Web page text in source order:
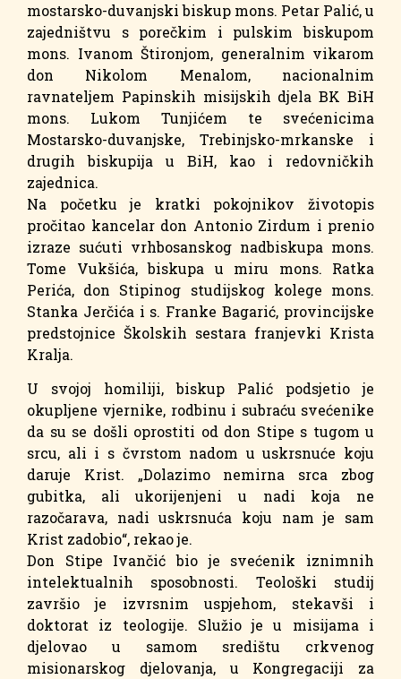
mostarsko-duvanjski biskup mons. Petar Palić, u
zajedništvu s porečkim i pulskim biskupom
mons. Ivanom Štironjom, generalnim vikarom
don Nikolom Menalom, nacionalnim
ravnateljem Papinskih misijskih djela BK BiH
mons. Lukom Tunjićem te svećenicima
Mostarsko-duvanjske, Trebinjsko-mrkanske i
drugih biskupija u BiH, kao i redovničkih
zajednica.
Na početku je kratki pokojnikov životopis
pročitao kancelar don Antonio Zirdum i prenio
izraze sućuti vrhbosanskog nadbiskupa mons.
Tome Vukšića, biskupa u miru mons. Ratka
Perića, don Stipinog studijskog kolege mons.
Stanka Jerčića i s. Franke Bagarić, provincijske
predstojnice Školskih sestara franjevki Krista
Kralja.
U svojoj homiliji, biskup Palić podsjetio je
okupljene vjernike, rodbinu i subraću svećenike
da su se došli oprostiti od don Stipe s tugom u
srcu, ali i s čvrstom nadom u uskrsnuće koju
daruje Krist. „Dolazimo nemirna srca zbog
gubitka, ali ukorijenjeni u nadi koja ne
razočarava, nadi uskrsnuća koju nam je sam
Krist zadobio“, rekao je.
Don Stipe Ivančić bio je svećenik iznimnih
intelektualnih sposobnosti. Teološki studij
završio je izvrsnim uspjehom, stekavši i
doktorat iz teologije. Služio je u misijama i
djelovao u samom središtu crkvenog
misionarskog djelovanja, u Kongregaciji za